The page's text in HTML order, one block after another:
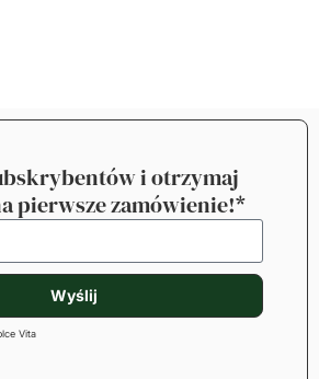
i otrzymaj
pierwsze zamówienie!*
Wyślij
Vita